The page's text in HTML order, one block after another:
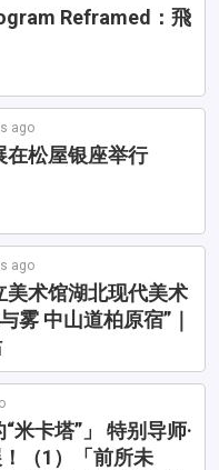
Reframed：飛
ago
在松屋银座举行
ago
美术馆湖北现代美术
雾 中山道柏原宿”｜
“米卡塔”」 特别导师·
（1）「前所未